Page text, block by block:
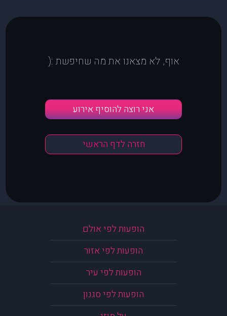
אוף, לא מצאנו את מה שחיפשת :(
אני רוצה להוסיף אירוע
חזרה לדף הראשי
הופעות לפי אולם
הופעות לפי אזור
הופעות לפי עיר
הופעות לפי סגנון